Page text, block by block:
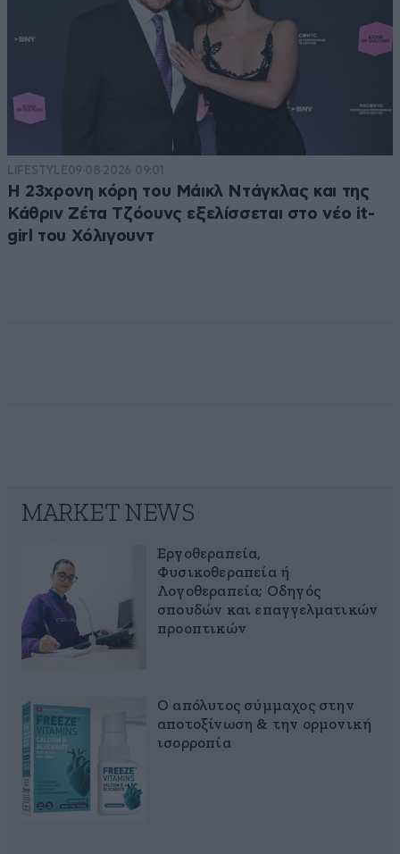
LIFESTYLE09·08·2026 09:01
Η 23χρονη κόρη τoυ Μάικλ Ντάγκλας και της
Κάθριν Ζέτα Τζόουνς εξελίσσεται στο νέο it-
girl του Χόλιγουντ
MARKET NEWS
Εργοθεραπεία,
Φυσικοθεραπεία ή
Λογοθεραπεία; Οδηγός
σπουδών και επαγγελματικών
προοπτικών
Ο απόλυτος σύμμαχος στην
αποτοξίνωση & την ορμονική
ισορροπία